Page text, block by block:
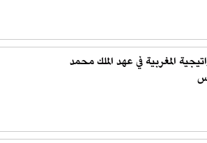
المغربية في عهد الملك محمد